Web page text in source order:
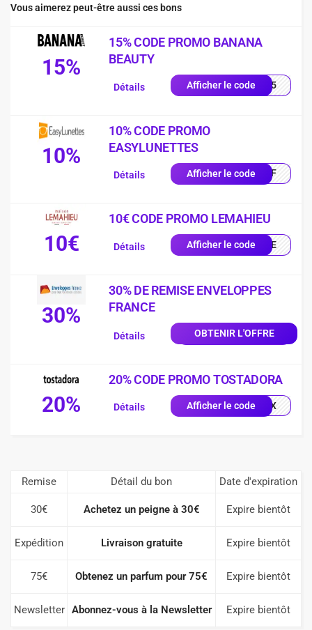
Vous aimerez peut-être aussi ces bons
15%
15% CODE PROMO BANANA
BEAUTY
Afficher le codeNA15
Détails
10%
10% CODE PROMO
EASYLUNETTES
Afficher le code0OFF
Détails
10€
10€ CODE PROMO LEMAHIEU
Afficher le codeILLE
Détails
30%
30% DE REMISE ENVELOPPES
FRANCE
OBTENIR L'OFFRE
Détails
20%
20% CODE PROMO TOSTADORA
Afficher le code0X1X
Détails
Remise Détail du bon Date d'expiration
30€ Achetez un peigne à 30€ Expire bientôt
Expédition Livraison gratuite Expire bientôt
75€ Obtenez un parfum pour 75€ Expire bientôt
Newsletter Abonnez-vous à la Newsletter Expire bientôt